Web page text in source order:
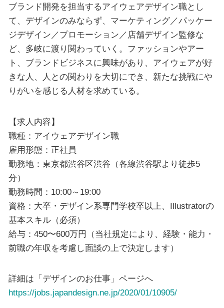
ブランド開発を担当するアイウェアデザイン職とし
て、デザインのみならず、マーケティング／パッケー
ジデザイン／プロモーション／店舗デザイン監修な
ど、多岐に渡り関わっていく。ファッションやアー
ト、ブランドビジネスに興味があり、アイウェアが好
きな人、人との関わりを大切にでき、新たな挑戦にや
りがいを感じる人材を求めている。
【求人内容】
職種：アイウェアデザイン職
雇用形態：正社員
勤務地：東京都渋谷区渋谷（各線渋谷駅より徒歩5
分）
勤務時間：10:00～19:00
資格：大卒・デザイン系専門学校卒以上、Illustratorの
基本スキル（必須）
給与：450〜600万円（当社規定により、経験・能力・
前職の年収を考慮し面談の上で決定します）
詳細は「デザインのお仕事」ページへ
https://jobs.japandesign.ne.jp/2020/01/10905/